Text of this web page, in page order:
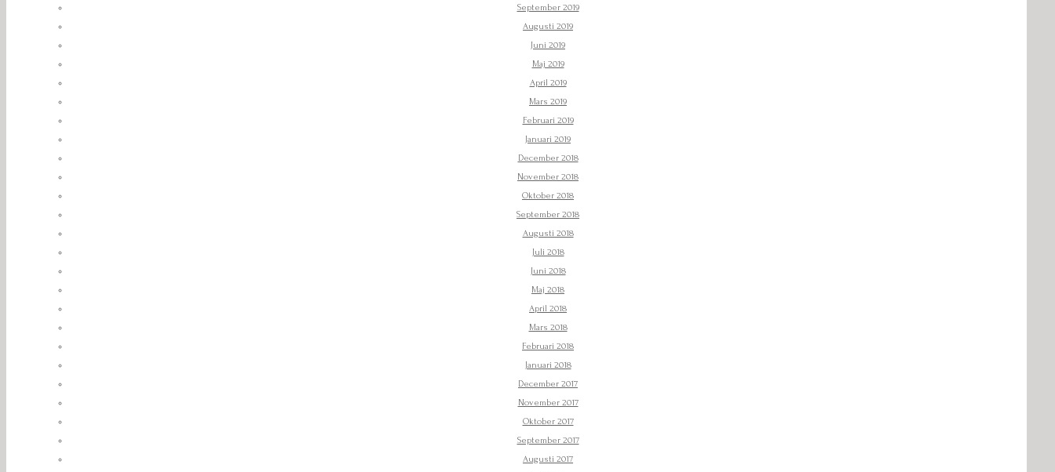
September 2019
Augusti 2019
Juni 2019
Maj 2019
April 2019
Mars 2019
Februari 2019
Januari 2019
December 2018
November 2018
Oktober 2018
September 2018
Augusti 2018
Juli 2018
Juni 2018
Maj 2018
April 2018
Mars 2018
Februari 2018
Januari 2018
December 2017
November 2017
Oktober 2017
September 2017
Augusti 2017